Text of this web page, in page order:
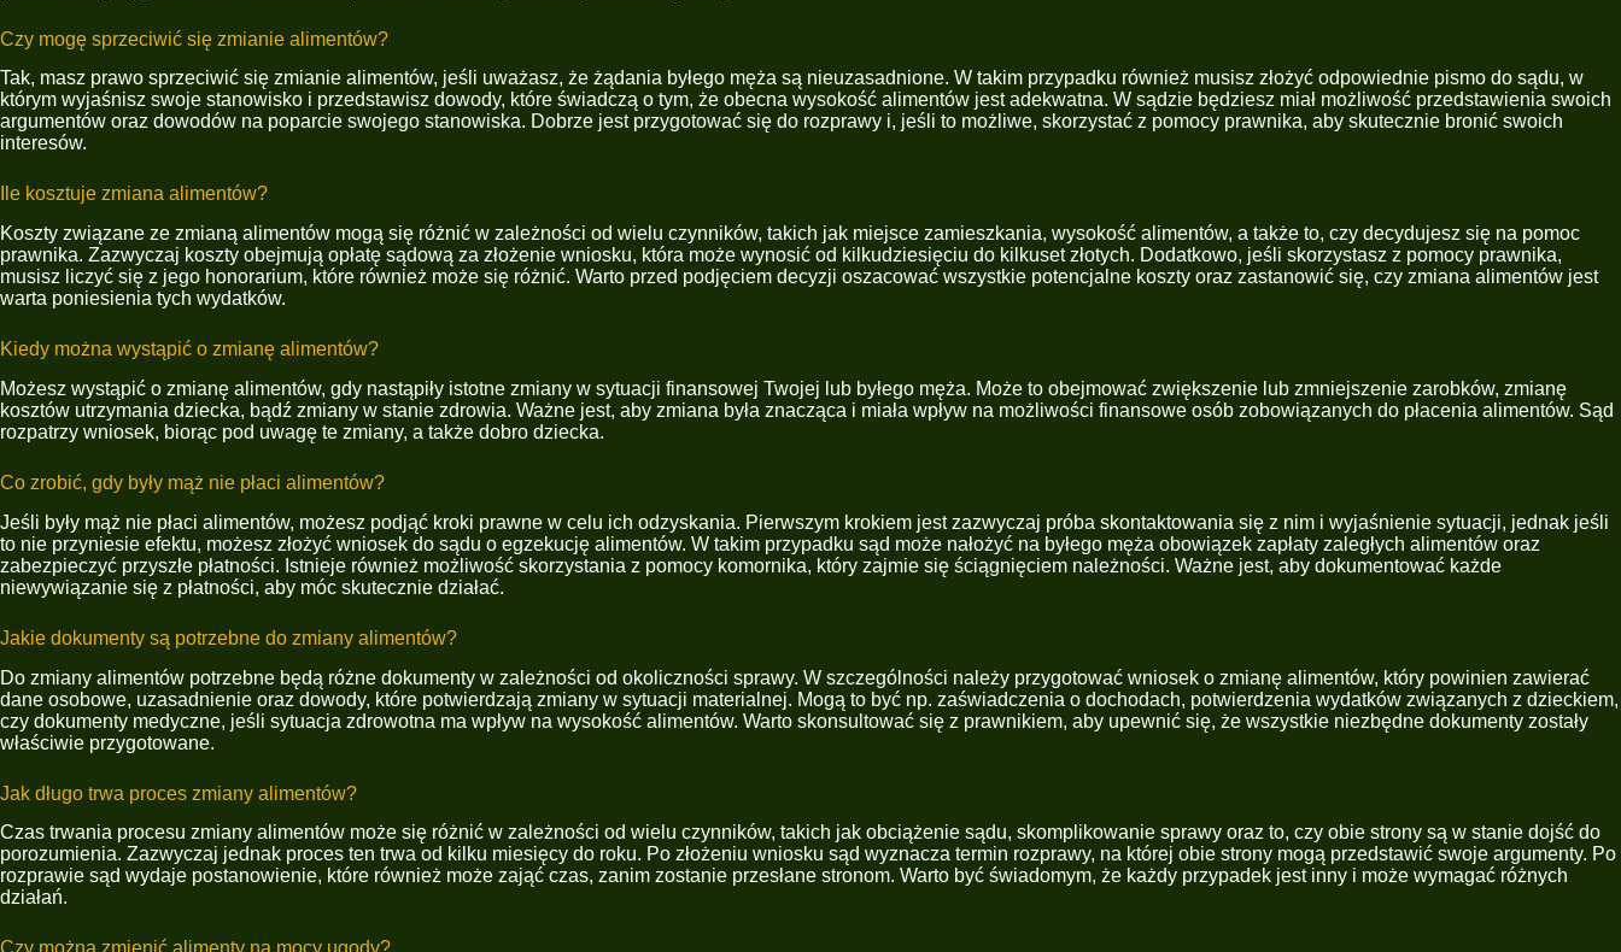
Czy mogę sprzeciwić się zmianie alimentów?
Tak, masz prawo sprzeciwić się zmianie alimentów, jeśli uważasz, że żądania byłego męża są nieuzasadnione. W takim przypadku również musisz złożyć odpowiednie pismo do sądu, w
którym wyjaśnisz swoje stanowisko i przedstawisz dowody, które świadczą o tym, że obecna wysokość alimentów jest adekwatna. W sądzie będziesz miał możliwość przedstawienia swoich
argumentów oraz dowodów na poparcie swojego stanowiska. Dobrze jest przygotować się do rozprawy i, jeśli to możliwe, skorzystać z pomocy prawnika, aby skutecznie bronić swoich
interesów.
Ile kosztuje zmiana alimentów?
Koszty związane ze zmianą alimentów mogą się różnić w zależności od wielu czynników, takich jak miejsce zamieszkania, wysokość alimentów, a także to, czy decydujesz się na pomoc
prawnika. Zazwyczaj koszty obejmują opłatę sądową za złożenie wniosku, która może wynosić od kilkudziesięciu do kilkuset złotych. Dodatkowo, jeśli skorzystasz z pomocy prawnika,
musisz liczyć się z jego honorarium, które również może się różnić. Warto przed podjęciem decyzji oszacować wszystkie potencjalne koszty oraz zastanowić się, czy zmiana alimentów jest
warta poniesienia tych wydatków.
Kiedy można wystąpić o zmianę alimentów?
Możesz wystąpić o zmianę alimentów, gdy nastąpiły istotne zmiany w sytuacji finansowej Twojej lub byłego męża. Może to obejmować zwiększenie lub zmniejszenie zarobków, zmianę
kosztów utrzymania dziecka, bądź zmiany w stanie zdrowia. Ważne jest, aby zmiana była znacząca i miała wpływ na możliwości finansowe osób zobowiązanych do płacenia alimentów. Sąd
rozpatrzy wniosek, biorąc pod uwagę te zmiany, a także dobro dziecka.
Co zrobić, gdy były mąż nie płaci alimentów?
Jeśli były mąż nie płaci alimentów, możesz podjąć kroki prawne w celu ich odzyskania. Pierwszym krokiem jest zazwyczaj próba skontaktowania się z nim i wyjaśnienie sytuacji, jednak jeśli
to nie przyniesie efektu, możesz złożyć wniosek do sądu o egzekucję alimentów. W takim przypadku sąd może nałożyć na byłego męża obowiązek zapłaty zaległych alimentów oraz
zabezpieczyć przyszłe płatności. Istnieje również możliwość skorzystania z pomocy komornika, który zajmie się ściągnięciem należności. Ważne jest, aby dokumentować każde
niewywiązanie się z płatności, aby móc skutecznie działać.
Jakie dokumenty są potrzebne do zmiany alimentów?
Do zmiany alimentów potrzebne będą różne dokumenty w zależności od okoliczności sprawy. W szczególności należy przygotować wniosek o zmianę alimentów, który powinien zawierać
dane osobowe, uzasadnienie oraz dowody, które potwierdzają zmiany w sytuacji materialnej. Mogą to być np. zaświadczenia o dochodach, potwierdzenia wydatków związanych z dzieckiem,
czy dokumenty medyczne, jeśli sytuacja zdrowotna ma wpływ na wysokość alimentów. Warto skonsultować się z prawnikiem, aby upewnić się, że wszystkie niezbędne dokumenty zostały
właściwie przygotowane.
Jak długo trwa proces zmiany alimentów?
Czas trwania procesu zmiany alimentów może się różnić w zależności od wielu czynników, takich jak obciążenie sądu, skomplikowanie sprawy oraz to, czy obie strony są w stanie dojść do
porozumienia. Zazwyczaj jednak proces ten trwa od kilku miesięcy do roku. Po złożeniu wniosku sąd wyznacza termin rozprawy, na której obie strony mogą przedstawić swoje argumenty. Po
rozprawie sąd wydaje postanowienie, które również może zająć czas, zanim zostanie przesłane stronom. Warto być świadomym, że każdy przypadek jest inny i może wymagać różnych
działań.